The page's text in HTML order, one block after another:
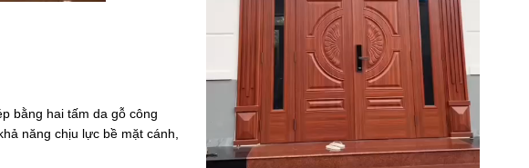
bằng hai tấm da gỗ công
năng chịu lực bề mặt cánh,